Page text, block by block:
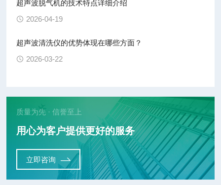
超声波脱气机的技术特点详细介绍
2026-04-19
超声波清洗仪的优势体现在哪些方面？
2026-03-22
质量为先 · 信誉至上
用心为客户提供更好的服务
立即咨询